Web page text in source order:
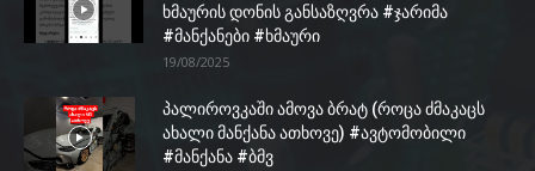
ხმაურის დონის განსაზღვრა #ჯარიმა
#მანქანები #ხმაური
19/08/2025
პალიროვკაში ამოვა ბრატ (როცა ძმაკაცს
ახალი მანქანა ათხოვე) #ავტომობილი
#მანქანა #ბმვ